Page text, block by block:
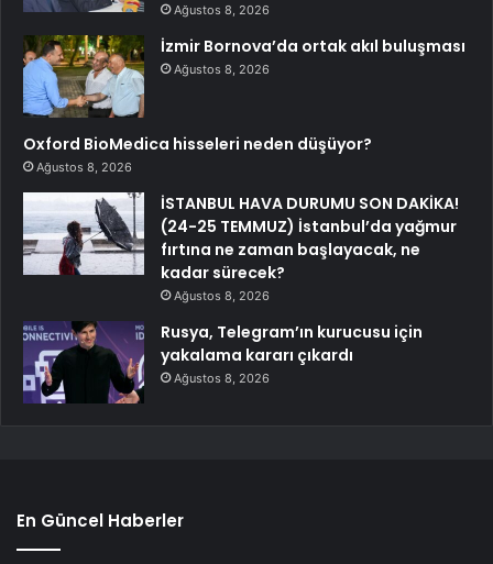
Ağustos 8, 2026
İzmir Bornova’da ortak akıl buluşması
Ağustos 8, 2026
Oxford BioMedica hisseleri neden düşüyor?
Ağustos 8, 2026
İSTANBUL HAVA DURUMU SON DAKİKA!
(24-25 TEMMUZ) İstanbul’da yağmur
fırtına ne zaman başlayacak, ne
kadar sürecek?
Ağustos 8, 2026
Rusya, Telegram’ın kurucusu için
yakalama kararı çıkardı
Ağustos 8, 2026
En Güncel Haberler